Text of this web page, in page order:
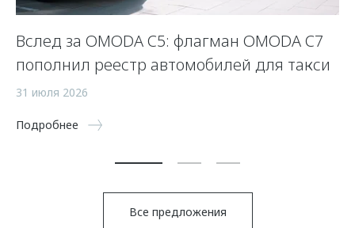
Вслед за OMODA C5: флагман OMODA C7
пополнил реестр автомобилей для такси
31 июля 2026
Подробнее
Все предложения